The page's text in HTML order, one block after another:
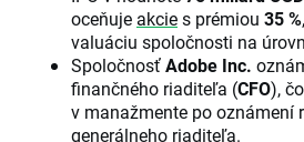
oceňuje akcies prémiou 35 %
valuáciu spoločnosti na
SpoločnosťAdobe Inc.
finančného riaditeľa (CFO),
v manažmente po oznámení
generálneho riaditeľa.